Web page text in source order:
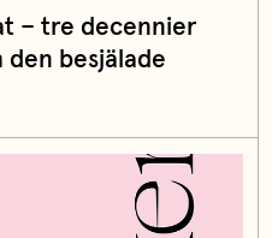
– tre decennier
den besjälade